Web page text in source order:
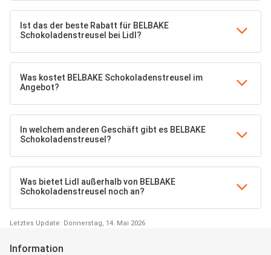
Ist das der beste Rabatt für BELBAKE
Schokoladenstreusel bei Lidl?
Was kostet BELBAKE Schokoladenstreusel im
Angebot?
In welchem anderen Geschäft gibt es BELBAKE
Schokoladenstreusel?
Was bietet Lidl außerhalb von BELBAKE
Schokoladenstreusel noch an?
Letztes Update: Donnerstag, 14. Mai 2026
Information